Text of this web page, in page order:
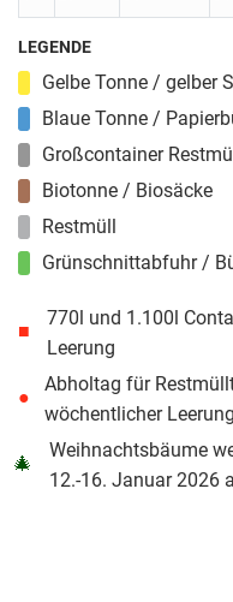
LEGENDE
Gelbe Tonne / gelber
Blaue Tonne /
Großcontainer
Biotonne / Biosäcke
Restmüll
Grünschnittabfuhr /
■
770l und 1.100l
Leerung
●
Abholtag für
wöchentlicher Leerung
🎄
Weihnachtsbäume
12.-16. Januar 2026